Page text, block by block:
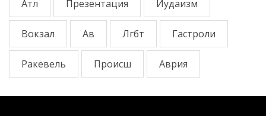
Атл Презентация Иудаизм
Вокзал Ав Лгбт Гастроли
Ракевель Происш Аврия